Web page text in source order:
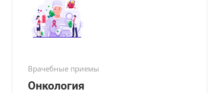
Врачебные приемы
Онкология